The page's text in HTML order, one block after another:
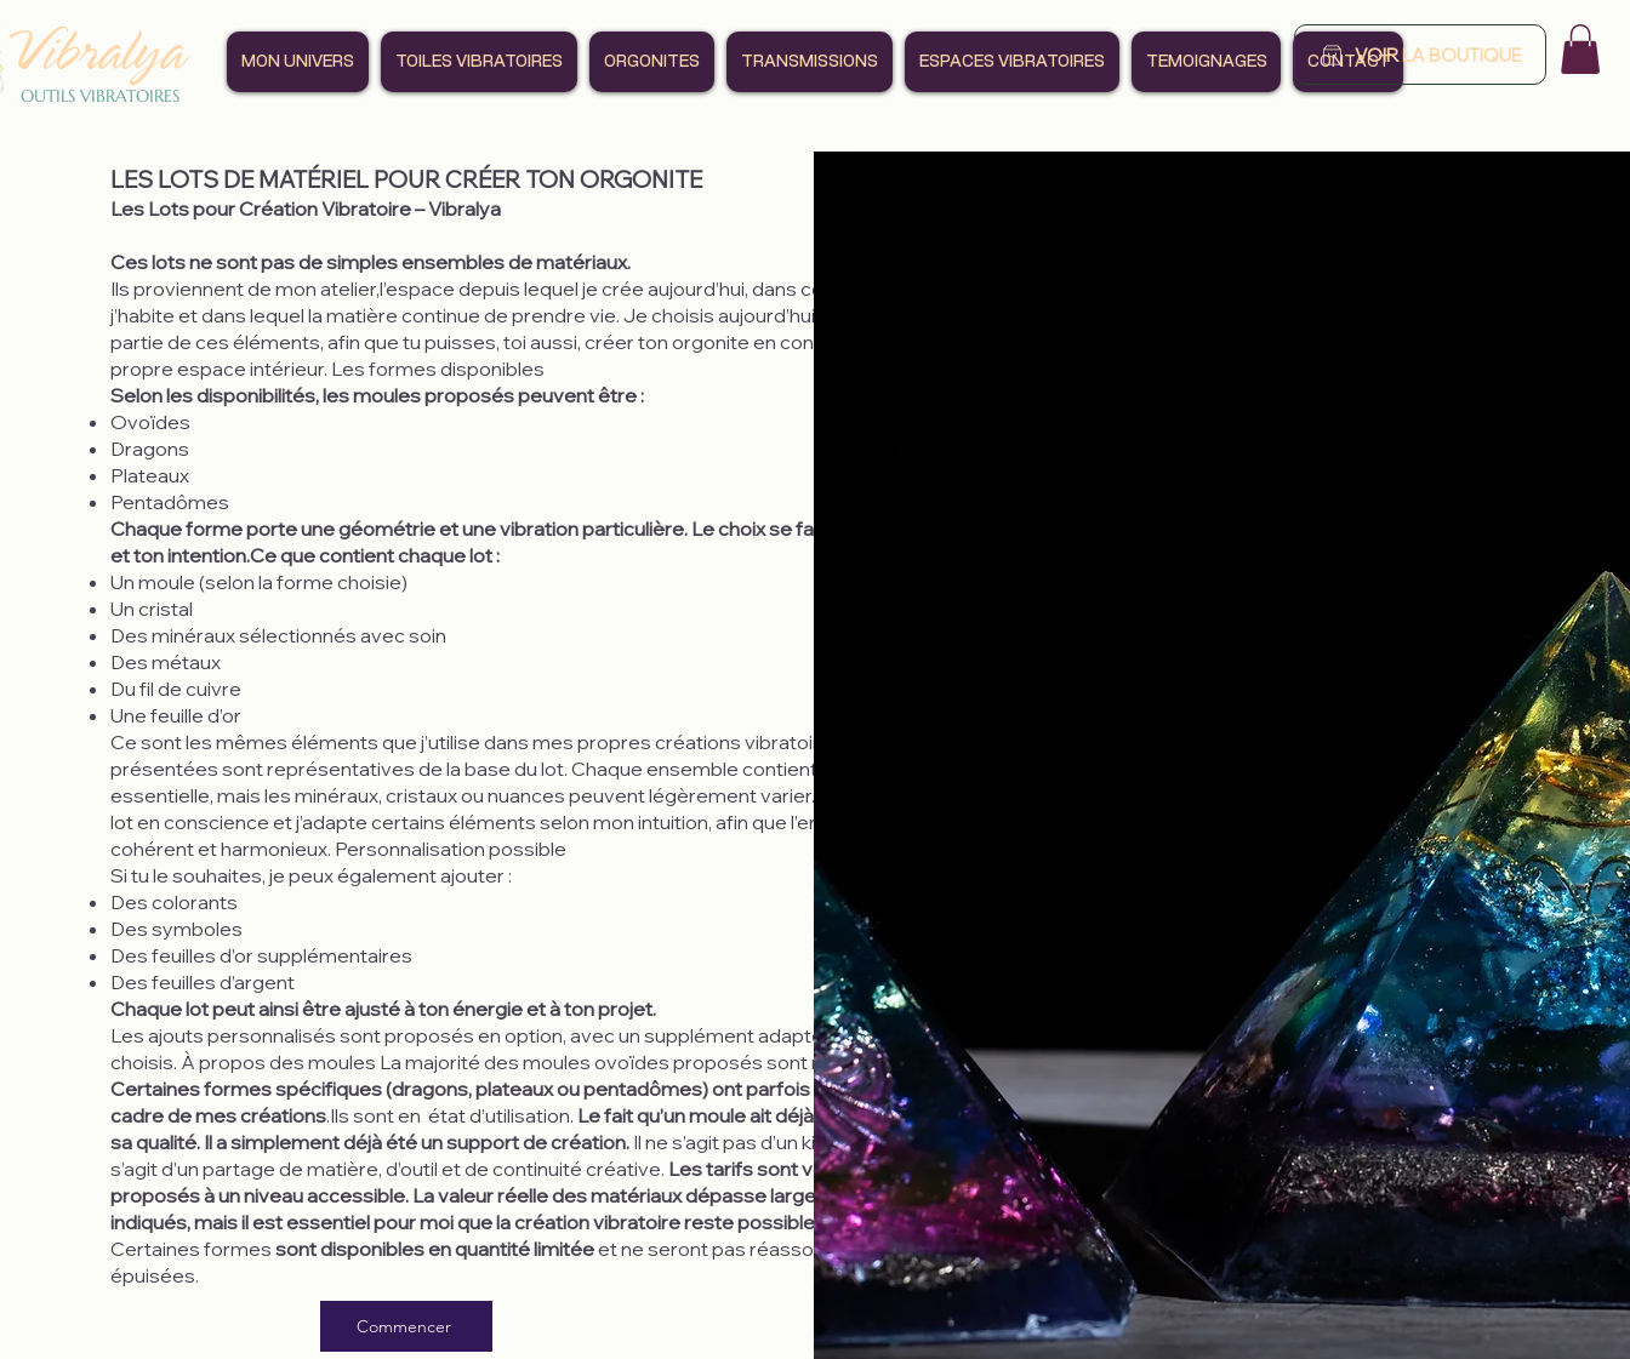
VOIR LA BOUTIQUE
Vibralya
OUTILS VIBRATOIRES
MON UNIVERS TOILES VIBRATOIRES ORGONITES TRANSMISSIONS ESPACES VIBRATOIRES TEMOIGNAGES CONTACT
LES LOTS DE MATÉRIEL POUR CRÉER TON ORGONITE
Les Lots pour Création Vibratoire – Vibralya
Ces lots ne sont pas de simples ensembles de matériaux.
Ils proviennent de mon atelier,l’espace depuis lequel je crée aujourd’hui, dans ce nouveau lieu que
j’habite et dans lequel la matière continue de prendre vie. Je choisis aujourd’hui de transmettre une
partie de ces éléments, afin que tu puisses, toi aussi, créer ton orgonite en conscience, depuis ton
propre espace intérieur. Les formes disponibles
Selon les disponibilités, les moules proposés peuvent être :
Ovoïdes
Dragons
Plateaux
Pentadômes
Chaque forme porte une géométrie et une vibration particulière. Le choix se fait selon ton ressenti
et ton intention.Ce que contient chaque lot :
Un moule (selon la forme choisie)
Un cristal
Des minéraux sélectionnés avec soin
Des métaux
Du fil de cuivre
Une feuille d’or
Ce sont les mêmes éléments que j’utilise dans mes propres créations vibratoires. Les photos
présentées sont représentatives de la base du lot. Chaque ensemble contient la même structure
essentielle, mais les minéraux, cristaux ou nuances peuvent légèrement varier. Je prépare chaque
lot en conscience et j’adapte certains éléments selon mon intuition, afin que l’ensemble reste
cohérent et harmonieux. Personnalisation possible
Si tu le souhaites, je peux également ajouter :
Des colorants
Des symboles
Des feuilles d’or supplémentaires
Des feuilles d’argent
Chaque lot peut ainsi être ajusté à ton énergie et à ton projet.
Les ajouts personnalisés sont proposés en option, avec un supplément adapté aux éléments
choisis. À propos des moules La majorité des moules ovoïdes proposés sont neufs.
Certaines formes spécifiques (dragons, plateaux ou pentadômes) ont parfois déjà servi dans le
cadre de mes créations.Ils sont en état d’utilisation. Le fait qu’un moule ait déjà servi n’altère en rien
sa qualité. Il a simplement déjà été un support de création.Il ne s’agit pas d’un kit standardisé. Il
s’agit d’un partage de matière, d’outil et de continuité créative. Les tarifs sont volontairement
proposés à un niveau accessible. La valeur réelle des matériaux dépasse largement les montants
indiqués, mais il est essentiel pour moi que la création vibratoire reste possible pour chacun.
Certaines formes sont disponibles en quantité limitéeet ne seront pas réassorties une fois
épuisées.
Commencer